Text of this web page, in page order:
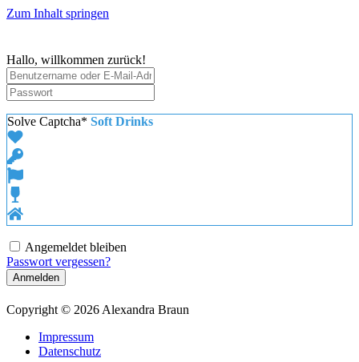
Zum Inhalt springen
Hallo, willkommen zurück!
Solve Captcha* Soft Drinks
Angemeldet bleiben
Passwort vergessen?
Anmelden
Copyright © 2026 Alexandra Braun
Impressum
Datenschutz